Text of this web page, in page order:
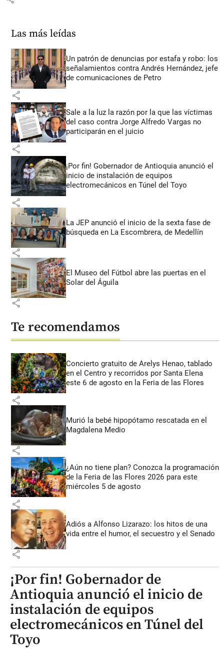
Las más leídas
Un patrón de denuncias por estafa y robo: los
señalamientos contra Andrés Hernández, jefe
de comunicaciones de Petro
share
Sale a la luz la razón por la que las víctimas
del caso contra Jorge Alfredo Vargas no
participarán en el juicio
share
¡Por fin! Gobernador de Antioquia anunció el
inicio de instalación de equipos
electromecánicos en Túnel del Toyo
share
La JEP anunció el inicio de la sexta fase de
búsqueda en La Escombrera, de Medellín
share
El Museo del Fútbol abre las puertas en el
Solar del Águila
share
Te recomendamos
Concierto gratuito de Arelys Henao, tablado
en el Centro y recorridos por Santa Elena
este 6 de agosto en la Feria de las Flores
share
Murió la bebé hipopótamo rescatada en el
Magdalena Medio
share
¿Aún no tiene plan? Conozca la programación
de la Feria de las Flores 2026 para este
miércoles 5 de agosto
share
Adiós a Alfonso Lizarazo: los hitos de una
vida entre el humor, el secuestro y el Senado
share
¡Por fin! Gobernador de
Antioquia anunció el inicio de
instalación de equipos
electromecánicos en Túnel del
Toyo